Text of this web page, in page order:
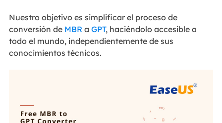
Nuestro objetivo es simplificar el proceso de
conversión de MBR a GPT, haciéndolo accesible a
todo el mundo, independientemente de sus
conocimientos técnicos.